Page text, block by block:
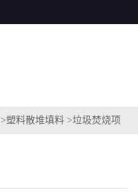
>塑料散堆填料 >垃圾焚烧项